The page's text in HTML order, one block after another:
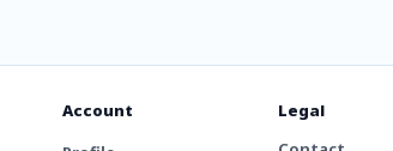
Account
Legal